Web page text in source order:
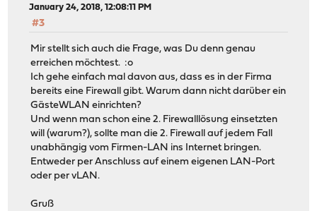
January 24, 2018, 12:08:11 PM
#3
Mir stellt sich auch die Frage, was Du denn genau
erreichen möchtest. :o
Ich gehe einfach mal davon aus, dass es in der Firma
bereits eine Firewall gibt. Warum dann nicht darüber ein
GästeWLAN einrichten?
Und wenn man schon eine 2. Firewalllösung einsetzten
will (warum?), sollte man die 2. Firewall auf jedem Fall
unabhängig vom Firmen-LAN ins Internet bringen.
Entweder per Anschluss auf einem eigenen LAN-Port
oder per vLAN.
Gruß